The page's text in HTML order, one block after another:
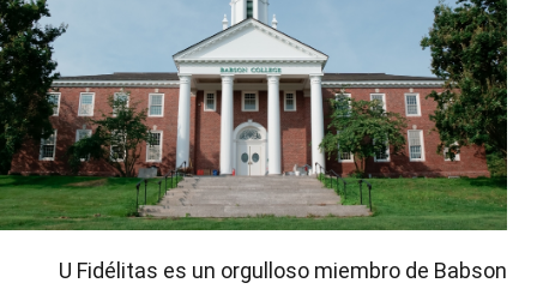
U Fidélitas es un orgulloso miembro de Babson